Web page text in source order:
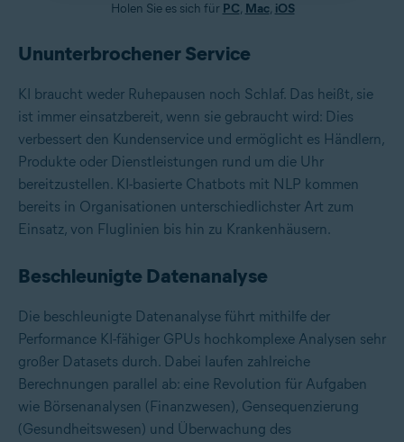
Holen Sie es sich für PC, Mac, iOS
Ununterbrochener Service
KI braucht weder Ruhepausen noch Schlaf. Das heißt, sie
ist immer einsatzbereit, wenn sie gebraucht wird: Dies
verbessert den Kundenservice und ermöglicht es Händlern,
Produkte oder Dienstleistungen rund um die Uhr
bereitzustellen. KI-basierte Chatbots mit NLP kommen
bereits in Organisationen unterschiedlichster Art zum
Einsatz, von Fluglinien bis hin zu Krankenhäusern.
Beschleunigte Datenanalyse
Die beschleunigte Datenanalyse führt mithilfe der
Performance KI-fähiger GPUs hochkomplexe Analysen sehr
großer Datasets durch. Dabei laufen zahlreiche
Berechnungen parallel ab: eine Revolution für Aufgaben
wie Börsenanalysen (Finanzwesen), Gensequenzierung
(Gesundheitswesen) und Überwachung des